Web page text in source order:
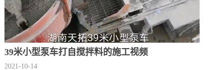
39米小型泵车打自搅拌料的施工视频
2021-10-14